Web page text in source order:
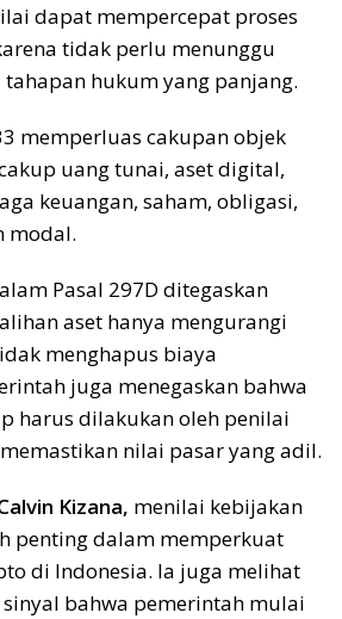
dapat mempercepat proses
tidak perlu menunggu
hukum yang panjang.
memperluas cakupan objek
uang tunai, aset digital,
keuangan, saham, obligasi,
modal.
Pasal 297D ditegaskan
aset hanya mengurangi
menghapus biaya
juga menegaskan bahwa
harus dilakukan oleh penilai
nilai pasar yang adil.
Kizana, menilai kebijakan
penting dalam memperkuat
di Indonesia. Ia juga melihat
bahwa pemerintah mulai